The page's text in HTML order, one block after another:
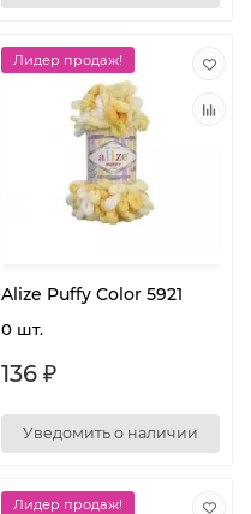
Лидер продаж!
Alize Puffy Color 5921
0 шт.
136 ₽
Уведомить о наличии
Лидер продаж!